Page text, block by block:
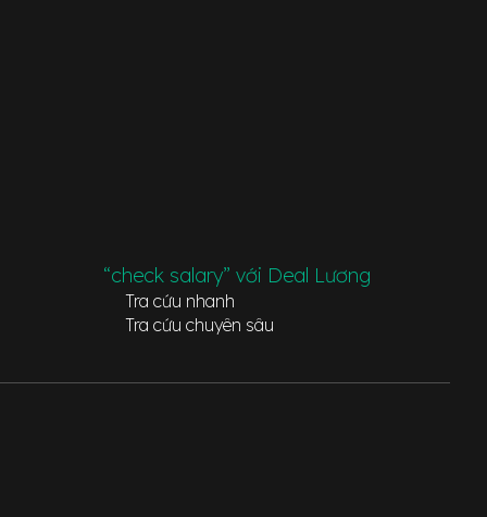
“check salary” với Deal Lương
Tra cứu nhanh
Tra cứu chuyên sâu